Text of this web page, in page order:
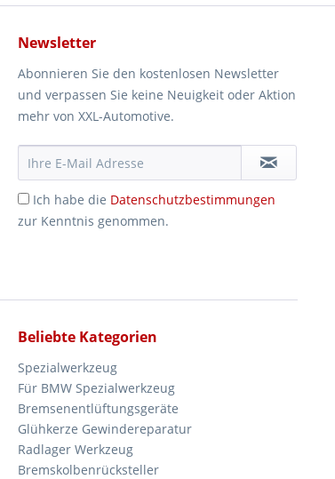
Newsletter
Abonnieren Sie den kostenlosen Newsletter
und verpassen Sie keine Neuigkeit oder Aktion
mehr von XXL-Automotive.
Ich habe die Datenschutzbestimmungen
zur Kenntnis genommen.
Beliebte Kategorien
Spezialwerkzeug
Für BMW Spezialwerkzeug
Bremsenentlüftungsgeräte
Glühkerze Gewindereparatur
Radlager Werkzeug
Bremskolbenrücksteller